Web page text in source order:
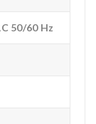
50/60 Hz